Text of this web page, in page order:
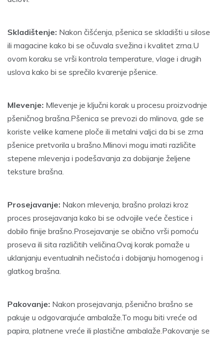
Skladištenje: Nakon čišćenja, pšenica se skladišti u silose
ili magacine kako bi se očuvala svežina i kvalitet zrna.U
ovom koraku se vrši kontrola temperature, vlage i drugih
uslova kako bi se sprečilo kvarenje pšenice.
Mlevenje: Mlevenje je ključni korak u procesu proizvodnje
pšeničnog brašna.Pšenica se prevozi do mlinova, gde se
koriste velike kamene ploče ili metalni valjci da bi se zrna
pšenice pretvorila u brašno.Mlinovi mogu imati različite
stepene mlevenja i podešavanja za dobijanje željene
teksture brašna.
Prosejavanje: Nakon mlevenja, brašno prolazi kroz
proces prosejavanja kako bi se odvojile veće čestice i
dobilo finije brašno.Prosejavanje se obično vrši pomoću
proseva ili sita različitih veličina.Ovaj korak pomaže u
uklanjanju eventualnih nečistoća i dobijanju homogenog i
glatkog brašna.
Pakovanje: Nakon prosejavanja, pšenično brašno se
pakuje u odgovarajuće ambalaže.To mogu biti vreće od
papira, platnene vreće ili plastične ambalaže.Pakovanje se